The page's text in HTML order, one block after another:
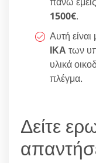
1500€.
Αυτή είναι
ΙΚΑ των
υλικά
πλέγμα.
Δείτε